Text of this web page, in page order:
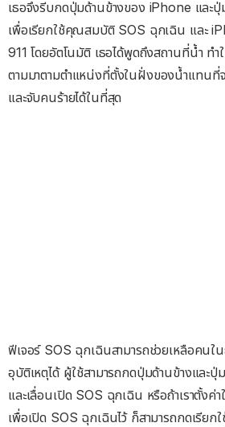
เธอจึงรีบกดปุ่มด้านข้างของ iPhone และ
เพื่อเรียกใช้คุณสมบัติ SOS ฉุกเฉิน และ
911 โดยอัตโนมัติ เธอได้พูดถึงสถานที่น้ำ ทำ
ตามมาตามตำแหน่งที่ตั้งในฝั่งของน้ำแทนที่
และจับคนร้ายได้ในที่สุด
ฟีเจอร์ SOS ฉุกเฉินสามารถช่วยเหลือคนใ
อุบัติเหตุได้ ผู้ใช้สามารถกดปุ่มด้านข้างและ
และเลื่อนเปิด SOS ฉุกเฉิน หรือถ้าเราตั้งค่
เพื่อเปิด SOS ฉุกเฉินไว้ ก็สามารถกดเรียก